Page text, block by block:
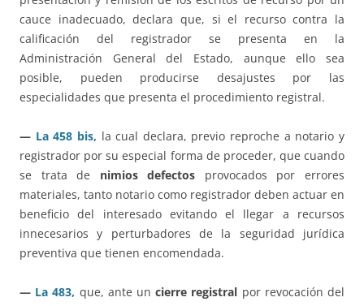
cauce inadecuado, declara que, si el recurso contra la
calificación del registrador se presenta en la
Administración General del Estado, aunque ello sea
posible, pueden producirse desajustes por las
especialidades que presenta el procedimiento registral.
— La 458 bis, la cual declara, previo reproche a notario y
registrador por su especial forma de proceder, que cuando
se trata de nimios defectos provocados por errores
materiales, tanto notario como registrador deben actuar en
beneficio del interesado evitando el llegar a recursos
innecesarios y perturbadores de la seguridad jurídica
preventiva que tienen encomendada.
— La 483, que, ante uncierre registral por revocación del